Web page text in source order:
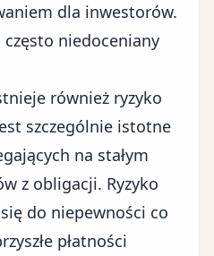
dla inwestorów.
niedoceniany
również ryzyko
szczególnie istotne
na stałym
z obligacji. Ryzyko
do niepewności co
płatności